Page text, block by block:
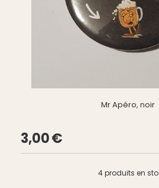
Mr Apéro, noir
3,00€
4produits en